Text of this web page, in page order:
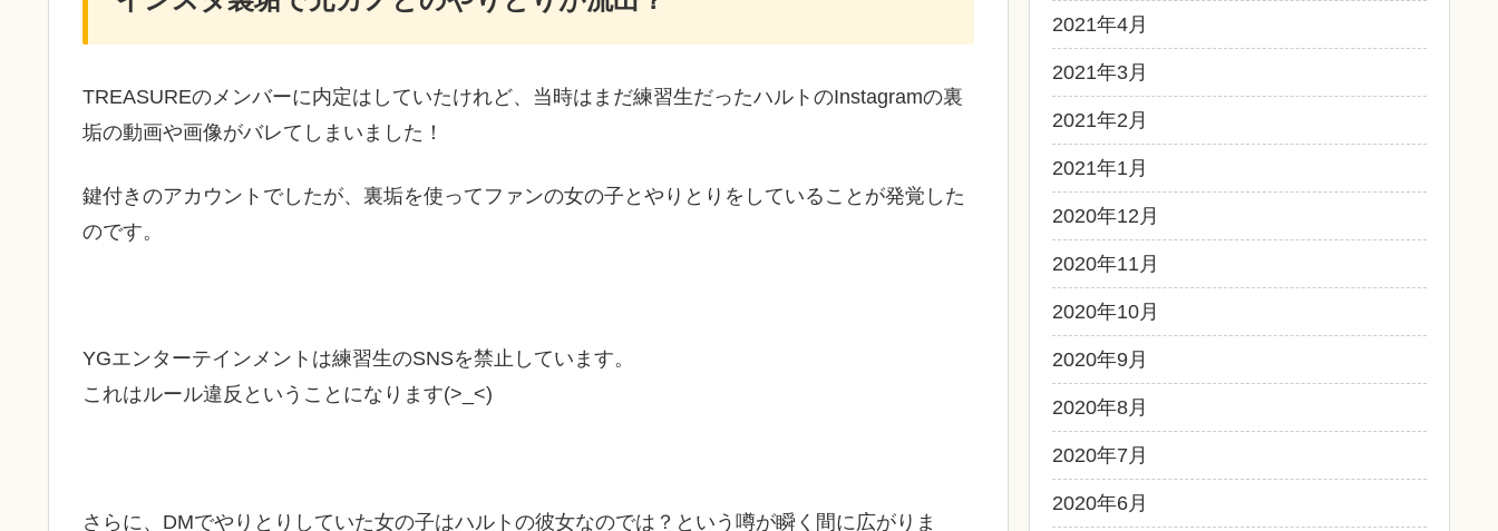
TREASUREのメンバーに内定はしていたけれど、当時はまだ練習生だったハルトのInstagramの裏
垢の動画や画像がバレてしまいました！
鍵付きのアカウントでしたが、裏垢を使ってファンの女の子とやりとりをしていることが発覚した
のです。
YGエンターテインメントは練習生のSNSを禁止しています。
これはルール違反ということになります(>_<)
さらに、DMでやりとりしていた女の子はハルトの彼女なのでは？という噂が瞬く間に広がりま
2021年4月
2021年3月
2021年2月
2021年1月
2020年12月
2020年11月
2020年10月
2020年9月
2020年8月
2020年7月
2020年6月